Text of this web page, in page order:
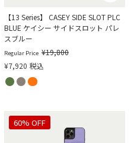
【13 Series】 CASEY SIDE SLOT PLC
BLUE ケイシー サイドスロット パレ
スブルー
Regular Price ¥19,800
¥7,920 税込
60% OFF